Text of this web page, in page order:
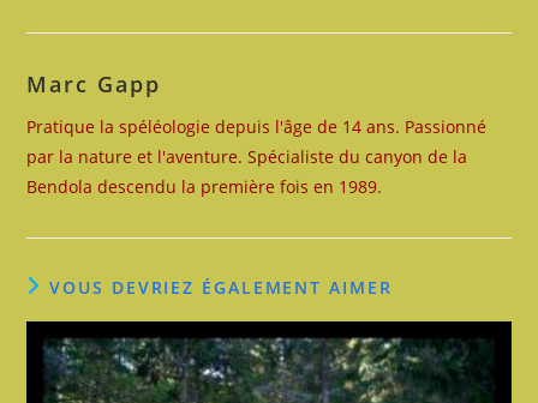
Marc Gapp
Pratique la spéléologie depuis l'âge de 14 ans. Passionné
par la nature et l'aventure. Spécialiste du canyon de la
Bendola descendu la première fois en 1989.
VOUS DEVRIEZ ÉGALEMENT AIMER